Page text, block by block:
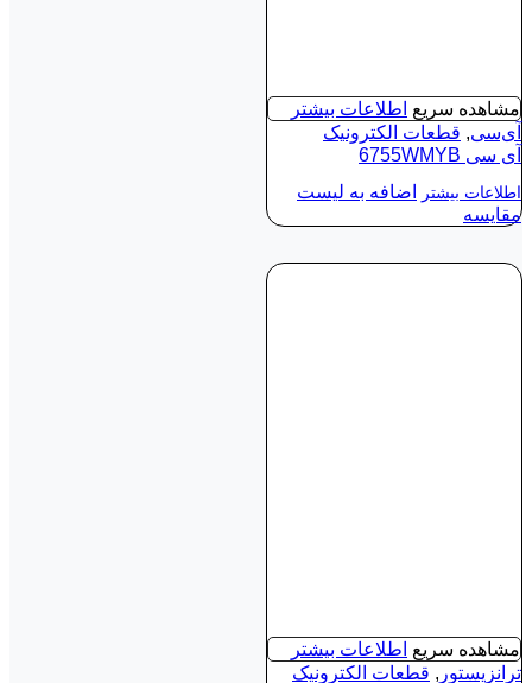
مشاهده سریع اطلاعات بیشتر
آی‌سی, قطعات الکترونیک
آی‌ سی 6755WMYB
اطلاعات بیشتر
اضافه به لیست
مقایسه
مشاهده سریع اطلاعات بیشتر
ترانزیستور , قطعات الکترونیک